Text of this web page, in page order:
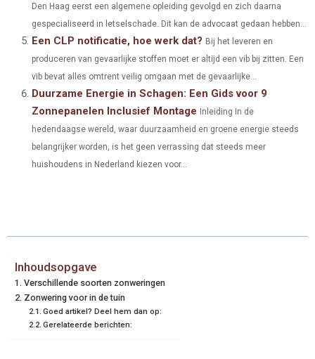
Den Haag eerst een algemene opleiding gevolgd en zich daarna
gespecialiseerd in letselschade. Dit kan de advocaat gedaan hebben...
Een CLP notificatie, hoe werk dat? Bij het leveren en
produceren van gevaarlijke stoffen moet er altijd een vib bij zitten. Een
vib bevat alles omtrent veilig omgaan met de gevaarlijke...
Duurzame Energie in Schagen: Een Gids voor 9
Zonnepanelen Inclusief Montage Inleiding In de
hedendaagse wereld, waar duurzaamheid en groene energie steeds
belangrijker worden, is het geen verrassing dat steeds meer
huishoudens in Nederland kiezen voor...
Inhoudsopgave
Verschillende soorten zonweringen
Zonwering voor in de tuin
Goed artikel? Deel hem dan op:
Gerelateerde berichten: